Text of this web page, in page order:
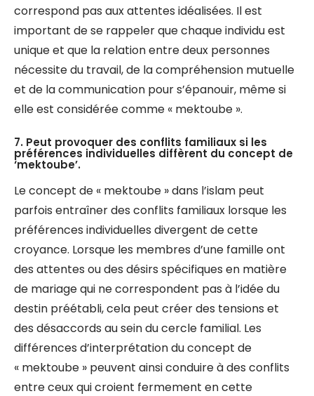
correspond pas aux attentes idéalisées. Il est
important de se rappeler que chaque individu est
unique et que la relation entre deux personnes
nécessite du travail, de la compréhension mutuelle
et de la communication pour s’épanouir, même si
elle est considérée comme « mektoube ».
7. Peut provoquer des conflits familiaux si les
préférences individuelles diffèrent du concept de
‘mektoube’.
Le concept de « mektoube » dans l’islam peut
parfois entraîner des conflits familiaux lorsque les
préférences individuelles divergent de cette
croyance. Lorsque les membres d’une famille ont
des attentes ou des désirs spécifiques en matière
de mariage qui ne correspondent pas à l’idée du
destin préétabli, cela peut créer des tensions et
des désaccords au sein du cercle familial. Les
différences d’interprétation du concept de
« mektoube » peuvent ainsi conduire à des conflits
entre ceux qui croient fermement en cette